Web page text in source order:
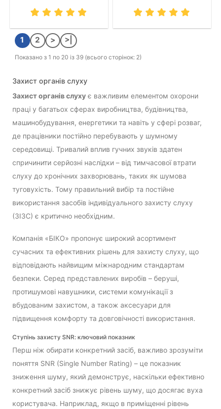
1 2 > >|
Показано з 1 по 20 із 39 (всього сторінок: 2)
Захист органів слуху
Захист органів слуху є важливим елементом охорони
праці у багатьох сферах виробництва, будівництва,
машинобудування, енергетики та навіть у сфері розваг,
де працівники постійно перебувають у шумному
середовищі. Тривалий вплив гучних звуків здатен
спричинити серйозні наслідки – від тимчасової втрати
слуху до хронічних захворювань, таких як шумова
туговухість. Тому правильний вибір та постійне
використання засобів індивідуального захисту слуху
(ЗІЗС) є критично необхідним.
Компанія «БІКО» пропонує широкий асортимент
сучасних та ефективних рішень для захисту слуху, що
відповідають найвищим міжнародним стандартам
безпеки. Серед представлених виробів – беруші,
протишумові навушники, системи комунікації з
вбудованим захистом, а також аксесуари для
підвищення комфорту та довговічності використання.
Ступінь захисту SNR: ключовий показник
Перш ніж обирати конкретний засіб, важливо зрозуміти
поняття SNR (Single Number Rating) – це показник
зниження шуму, який демонструє, наскільки ефективно
конкретний засіб знижує рівень шуму, що досягає вуха
користувача. Наприклад, якщо в приміщенні рівень